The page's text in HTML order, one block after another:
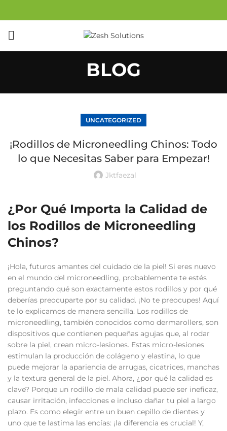
BLOG
UNCATEGORIZED
¡Rodillos de Microneedling Chinos: Todo
lo que Necesitas Saber para Empezar!
Jktfaezal
¿Por Qué Importa la Calidad de
los Rodillos de Microneedling
Chinos?
¡Hola, futuros amantes del cuidado de la piel! Si eres nuevo
en el mundo del microneedling, probablemente te estés
preguntando qué son exactamente estos rodillos y por qué
deberías preocuparte por su calidad. ¡No te preocupes! Aquí
te lo explicamos de manera sencilla. Los rodillos de
microneedling, también conocidos como dermarollers, son
dispositivos que contienen pequeñas agujas que, al rodar
sobre la piel, crean micro-lesiones. Estas micro-lesiones
estimulan la producción de colágeno y elastina, lo que
puede mejorar la apariencia de arrugas, cicatrices, manchas
y la textura general de la piel. Ahora, ¿por qué la calidad es
clave? Porque un rodillo de mala calidad puede ser ineficaz,
causar irritación, infecciones e incluso dañar tu piel a largo
plazo. Es como elegir entre un buen cepillo de dientes y
uno que te lastima las encías: ¡la diferencia es crucial! Y,